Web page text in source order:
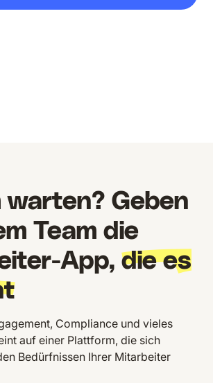
warten? Geben
Team die
App,die es
Compliance und vieles
auf einer Plattform, die sich
Bedürfnissen Ihrer Mitarbeiter